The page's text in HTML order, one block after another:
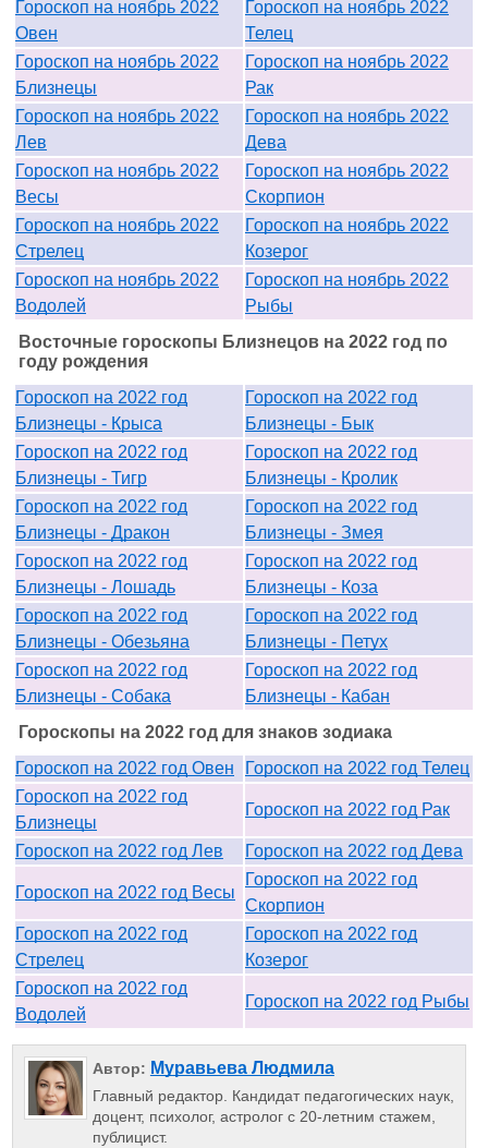
Гороскоп на ноябрь 2022
Овен
Гороскоп на ноябрь 2022
Телец
Гороскоп на ноябрь 2022
Близнецы
Гороскоп на ноябрь 2022
Рак
Гороскоп на ноябрь 2022
Лев
Гороскоп на ноябрь 2022
Дева
Гороскоп на ноябрь 2022
Весы
Гороскоп на ноябрь 2022
Скорпион
Гороскоп на ноябрь 2022
Стрелец
Гороскоп на ноябрь 2022
Козерог
Гороскоп на ноябрь 2022
Водолей
Гороскоп на ноябрь 2022
Рыбы
Восточные гороскопы Близнецов на 2022 год по
году рождения
Гороскоп на 2022 год
Близнецы - Крыса
Гороскоп на 2022 год
Близнецы - Бык
Гороскоп на 2022 год
Близнецы - Тигр
Гороскоп на 2022 год
Близнецы - Кролик
Гороскоп на 2022 год
Близнецы - Дракон
Гороскоп на 2022 год
Близнецы - Змея
Гороскоп на 2022 год
Близнецы - Лошадь
Гороскоп на 2022 год
Близнецы - Коза
Гороскоп на 2022 год
Близнецы - Обезьяна
Гороскоп на 2022 год
Близнецы - Петух
Гороскоп на 2022 год
Близнецы - Собака
Гороскоп на 2022 год
Близнецы - Кабан
Гороскопы на 2022 год для знаков зодиака
Гороскоп на 2022 год Овен
Гороскоп на 2022 год Телец
Гороскоп на 2022 год
Близнецы
Гороскоп на 2022 год Рак
Гороскоп на 2022 год Лев Гороскоп на 2022 год Дева
Гороскоп на 2022 год Весы
Гороскоп на 2022 год
Скорпион
Гороскоп на 2022 год
Стрелец
Гороскоп на 2022 год
Козерог
Гороскоп на 2022 год
Водолей
Гороскоп на 2022 год Рыбы
Автор: Муравьева Людмила
Главный редактор. Кандидат педагогических наук,
доцент, психолог, астролог с 20-летним стажем,
публицист.